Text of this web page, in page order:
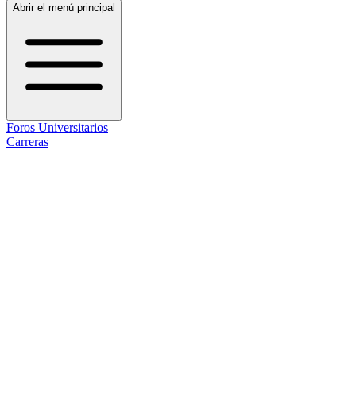
Abrir el menú principal
Foros Universitarios
Carreras